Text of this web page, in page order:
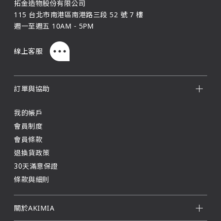
拓金造物股份有限公司
115 台北市南港區南港路三段 52 號 7 樓
週一至週五 10AM - 5PM
線上客服
訂單與協助
我的帳戶
會員制度
會員條款
退換貨政策
30天滿意保證
條款與細則
關於AKIMIA